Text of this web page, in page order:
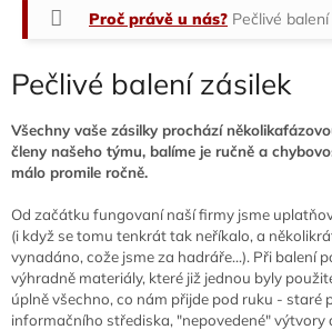
Domů
Proč právě u nás? Pečlivé
Pečlivé balení zásilek
Všechny vaše zásilky prochází
členy našeho týmu, balíme je ručně a
málo promile ročně.
Od začátku fungovaní naší firmy jsme
(i když se tomu tenkrát tak neříkalo, a
vynadáno, cože jsme za hadráře...). Při balení
výhradně materiály, které již jednou byly
úplně všechno, co nám přijde pod ruku - staré
informačního střediska, "nepovedené" výtvory